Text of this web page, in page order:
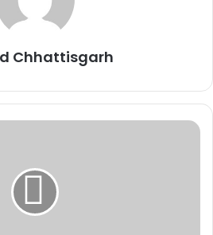
ने सामूहिक रूप से हनुमान चालीसा का पाठ
Chhattisgarh